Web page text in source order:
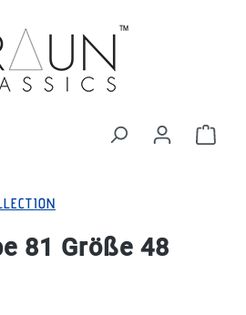
81 Größe 48